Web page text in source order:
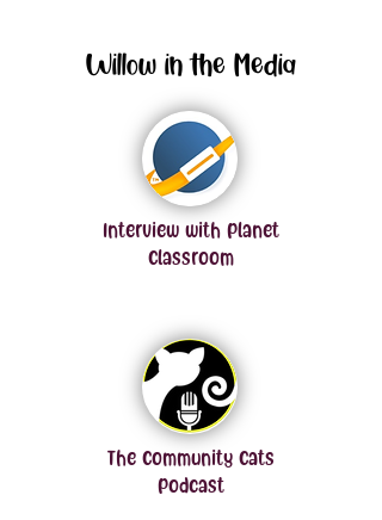
Willow in the Media
Interview with Planet
Classroom
The Community Cats
Podcast